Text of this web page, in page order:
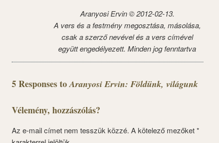
Aranyosi Ervin © 2012-02-13.
A vers és a festmény megosztása, másolása,
csak a szerző nevével és a vers címével
együtt engedélyezett. Minden jog fenntartva
5 Responses toAranyosi Ervin: Földünk, világunk
Vélemény, hozzászólás?
Az e-mail címet nem tesszük közzé. A kötelező mezőket*